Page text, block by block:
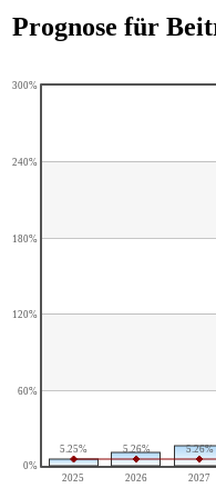
Prognose für
2025 2026 2027
0%
60%
120%
180%
240%
300%
5.25% 5.26% 5.26%